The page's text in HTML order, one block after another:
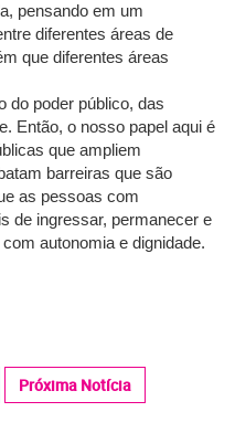
pensando em um
diferentes áreas de
que diferentes áreas
do poder público, das
Então, o nosso papel aqui é
que ampliem
barreiras que são
as pessoas com
de ingressar, permanecer e
autonomia e dignidade.
Próxima Notícia